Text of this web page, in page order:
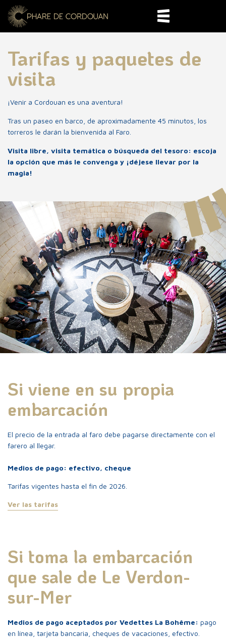
400 años de historia
¡Adelante!
Patrimonio natural
Acceso al Faro
Tarifas y paquetes de
visita
Información útil
Extienda su visita
ES FR EN
Tarifas y paquetes de
visita
¡Venir a Cordouan es una aventura!
Tras un paseo en barco, de aproximadamente 45 minutos, los
torreros le darán la bienvenida al Faro.
Visita libre, visita temática o búsqueda del tesoro: escoja
la opción que más le convenga y ¡déjese llevar por la
magia!
Si viene en su propia
embarcación
El precio de la entrada al faro debe pagarse directamente con el
farero al llegar.
Medios de pago: efectivo, cheque
Tarifas vigentes hasta el fin de 2026.
Ver las tarifas
Si toma la embarcación
que sale de Le Verdon-
sur-Mer
Medios de pago aceptados por Vedettes La Bohême: pago
en línea, tarjeta bancaria, cheques de vacaciones, efectivo.